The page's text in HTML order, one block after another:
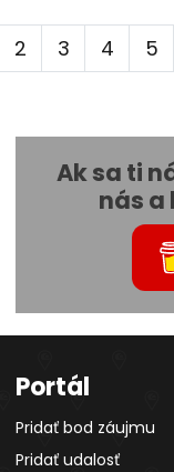
2 3 4 5
Ak sa ti
nás a
Portál
Pridať bod záujmu
Pridať udalosť